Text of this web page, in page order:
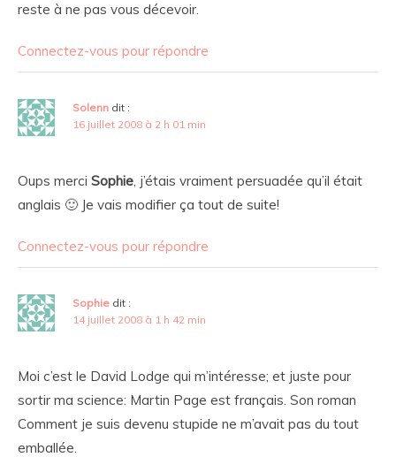
reste à ne pas vous décevoir.
Connectez-vous pour répondre
Solenn dit :
16 juillet 2008 à 2 h 01 min
Oups merci Sophie, j’étais vraiment persuadée qu’il était
anglais 🙂 Je vais modifier ça tout de suite!
Connectez-vous pour répondre
Sophie dit :
14 juillet 2008 à 1 h 42 min
Moi c’est le David Lodge qui m’intéresse; et juste pour
sortir ma science: Martin Page est français. Son roman
Comment je suis devenu stupide ne m’avait pas du tout
emballée.